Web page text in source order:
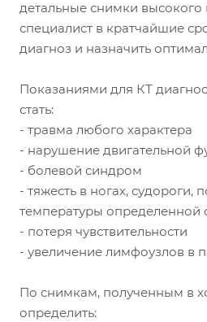
детальные снимки высокого
специалист в кратчайшие
диагноз и назначить
Показаниями для КТ
стать:
- травма любого характера
- нарушение двигательной
- болевой синдром
- тяжесть в ногах, судороги,
температуры определенной
- потеря чувствительности
- увеличение лимфоузлов в
По снимкам, полученным в
определить: